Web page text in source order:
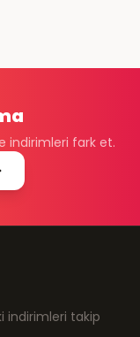
indirimleri fark et.
indirimleri takip